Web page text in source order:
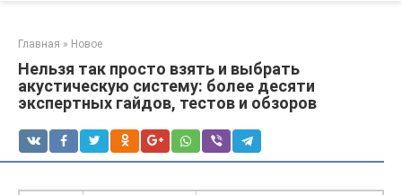
Главная » Новое
Нельзя так просто взять и выбрать
акустическую систему: более десяти
экспертных гайдов, тестов и обзоров